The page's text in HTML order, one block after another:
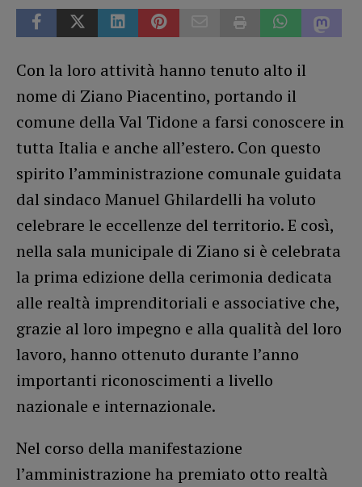
Con la loro attività hanno tenuto alto il
nome di Ziano Piacentino, portando il
comune della Val Tidone a farsi conoscere in
tutta Italia e anche all’estero. Con questo
spirito l’amministrazione comunale guidata
dal sindaco Manuel Ghilardelli ha voluto
celebrare le eccellenze del territorio. E così,
nella sala municipale di Ziano si è celebrata
la prima edizione della cerimonia dedicata
alle realtà imprenditoriali e associative che,
grazie al loro impegno e alla qualità del loro
lavoro, hanno ottenuto durante l’anno
importanti riconoscimenti a livello
nazionale e internazionale.
Nel corso della manifestazione
l’amministrazione ha premiato otto realtà